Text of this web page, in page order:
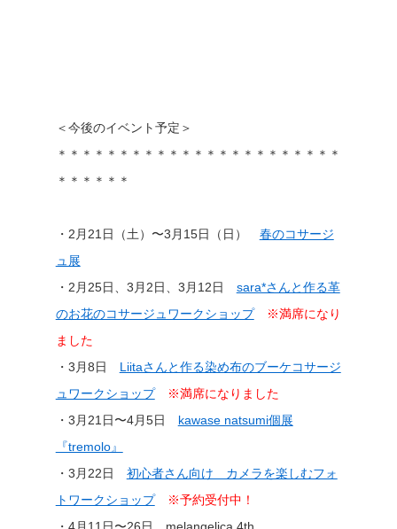
＜今後のイベント予定＞
＊＊＊＊＊＊＊＊＊＊＊＊＊＊＊＊＊＊＊＊＊＊＊
＊＊＊＊＊＊
・2月21日（土）〜3月15日（日） 春のコサージ
ュ展
・2月25日、3月2日、3月12日 sara*さんと作る革
のお花のコサージュワークショップ
※満席になり
ました
・3月8日 Liitaさんと作る染め布のブーケコサージ
ュワークショップ
※満席になりました
・3月21日〜4月5日 kawase natsumi個展
『tremolo』
・3月22日 初心者さん向け カメラを楽しむフォ
トワークショップ
※予約受付中！